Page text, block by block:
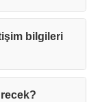
bilgileri